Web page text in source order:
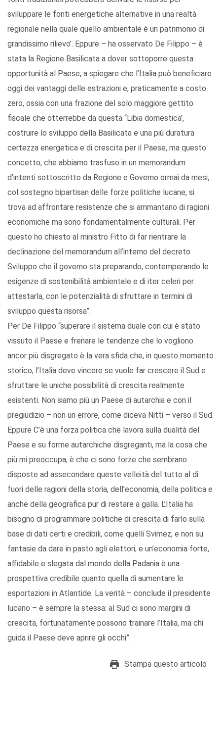
sviluppare le fonti energetiche alternative in una realtà
regionale nella quale quello ambientale è un patrimonio di
grandissimo rilievo’. Eppure – ha osservato De Filippo – è
stata la Regione Basilicata a dover sottoporre questa
opportunità al Paese, a spiegare che l’Italia può beneficiare
oggi dei vantaggi delle estrazioni e, praticamente a costo
zero, ossia con una frazione del solo maggiore gettito
fiscale che otterrebbe da questa “Libia domestica’,
costruire lo sviluppo della Basilicata e una più duratura
certezza energetica e di crescita per il Paese, ma questo
concetto, che abbiamo trasfuso in un memorandum
d’intenti sottoscritto da Regione e Governo ormai da mesi,
col sostegno bipartisan delle forze politiche lucane, si
trova ad affrontare resistenze che si ammantano di ragioni
economiche ma sono fondamentalmente culturali. Per
questo ho chiesto al ministro Fitto di far rientrare la
declinazione del memorandum all’interno del decreto
Sviluppo che il governo sta preparando, contemperando le
esigenze di sostenibilità ambientale e di iter celeri per
attestarla, con le potenzialità di sfruttare in termini di
sviluppo questa risorsa”.
Per De Filippo “superare il sistema duale con cui è stato
vissuto il Paese e frenare le tendenze che lo vogliono
ancor più disgregato è la vera sfida che, in questo momento
storico, l’Italia deve vincere se vuole far crescere il Sud e
sfruttare le uniche possibilità di crescita realmente
esistenti. Non siamo più un Paese di autarchia e con il
pregiudizio – non un errore, come diceva Nitti – verso il Sud.
Eppure C’è una forza politica che lavora sulla dualità del
Paese e su forme autarchiche disgreganti, ma la cosa che
più mi preoccupa, è che ci sono forze che sembrano
disposte ad assecondare queste velleità del tutto al di
fuori delle ragioni della storia, dell’economia, della politica e
anche della geografica pur di restare a galla. L’Italia ha
bisogno di programmare politiche di crescita di farlo sulla
base di dati certi e credibili, come quelli Svimez, e non su
fantasie da dare in pasto agli elettori; e un’economia forte,
affidabile e slegata dal mondo della Padania è una
prospettiva credibile quanto quella di aumentare le
esportazioni in Atlantide. La verità – conclude il presidente
lucano – è sempre la stessa: al Sud ci sono margini di
crescita, fortunatamente possono trainare l’Italia, ma chi
guida il Paese deve aprire gli occhi”.
Stampa questo articolo